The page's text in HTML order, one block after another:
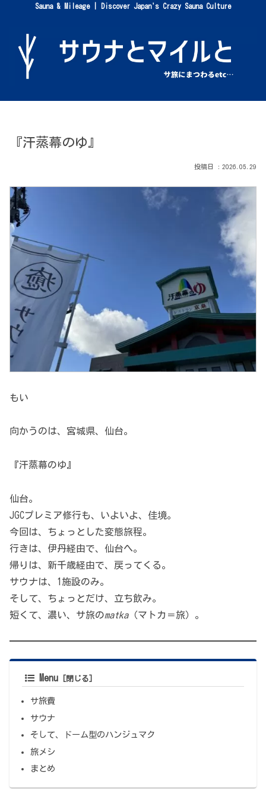
Sauna & Mileage | Discover Japan's Crazy Sauna Culture
『汗蒸幕のゆ』
2026.05.29
もい
向かうのは、宮城県、仙台。
『汗蒸幕のゆ』
仙台。
JGCプレミア修行も、いよいよ、佳境。
今回は、ちょっとした変態旅程。
行きは、伊丹経由で、仙台へ。
帰りは、新千歳経由で、戻ってくる。
サウナは、1施設のみ。
そして、ちょっとだけ、立ち飲み。
短くて、濃い、サ旅のmatka（マトカ＝旅）。
Menu
サ旅費
サウナ
そして、ドーム型のハンジュマク
旅メシ
まとめ